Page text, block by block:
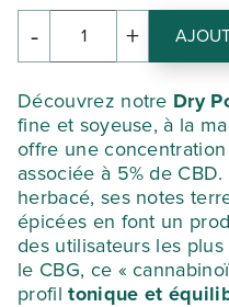
-
quantité
de
DRY
POLLEN
CBG
+
Découvrez notre Dry
fine et soyeuse, à la
offre une
associée à 5% de
herbacé, ses notes
épicées en font un
des utilisateurs les
le CBG, ce «
profiltonique et